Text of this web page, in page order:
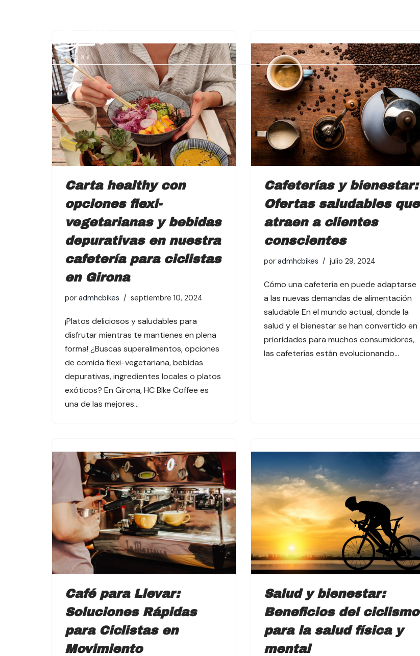
Carta healthy con
opciones flexi-
vegetarianas y bebidas
depurativas en nuestra
cafetería para ciclistas
en Girona
por admhcbikes septiembre 10, 2024
¡Platos deliciosos y saludables para
disfrutar mientras te mantienes en plena
forma! ¿Buscas superalimentos, opciones
de comida flexi-vegetariana, bebidas
depurativas, ingredientes locales o platos
exóticos? En Girona, HC BIke Coffee es
una de las mejores…
Cafeterías y bienestar:
Ofertas saludables que
atraen a clientes
conscientes
por admhcbikes julio 29, 2024
Cómo una cafetería en puede adaptarse
a las nuevas demandas de alimentación
saludable En el mundo actual, donde la
salud y el bienestar se han convertido en
prioridades para muchos consumidores,
las cafeterías están evolucionando…
Café para Llevar:
Soluciones Rápidas
para Ciclistas en
Movimiento
Salud y bienestar:
Beneficios del ciclismo
para la salud física y
mental